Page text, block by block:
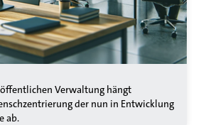
Verwaltung hängt
der nun in Entwicklung
ab.